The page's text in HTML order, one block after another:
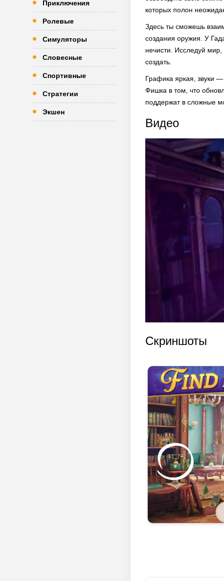
Приключения
Ролевые
Симуляторы
Словесные
Спортивные
Стратегии
Экшен
которых полон
Здесь ты сможешь
создания оружия. У
нечисти. Исследуй
создать.
Графика яркая, звуки
Фишка в том, что
поддержат в сложные
Видео
Скриншоты